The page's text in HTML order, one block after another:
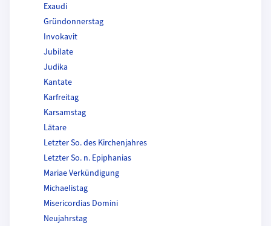
Exaudi
Gründonnerstag
Invokavit
Jubilate
Judika
Kantate
Karfreitag
Karsamstag
Lätare
Letzter So. des Kirchenjahres
Letzter So. n. Epiphanias
Mariae Verkündigung
Michaelistag
Misericordias Domini
Neujahrstag